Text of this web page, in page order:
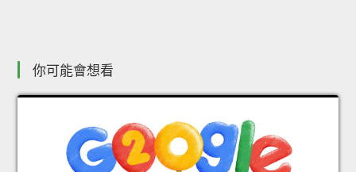
你可能會想看